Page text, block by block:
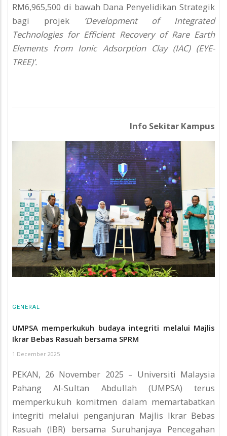
RM6,965,500 di bawah Dana Penyelidikan Strategik
bagi projek
‘Development of Integrated
Technologies for Efficient Recovery of Rare Earth
Elements from Ionic Adsorption Clay (IAC) (EYE-
TREE)’.
Info Sekitar Kampus
GENERAL
UMPSA memperkukuh budaya integriti melalui Majlis
Ikrar Bebas Rasuah bersama SPRM
1 December 2025
PEKAN, 26 November 2025 – Universiti Malaysia
Pahang Al-Sultan Abdullah (UMPSA) terus
memperkukuh komitmen dalam memartabatkan
integriti melalui penganjuran Majlis Ikrar Bebas
Rasuah (IBR) bersama Suruhanjaya Pencegahan